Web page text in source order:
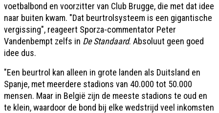
voetbalbond en voorzitter van Club Brugge, die met dat idee
naar buiten kwam. "Dat beurtrolsysteem is een gigantische
vergissing", reageert Sporza-commentator Peter
Vandenbempt zelfs in De Standaard. Absoluut geen goed
idee dus.
"Een beurtrol kan alleen in grote landen als Duitsland en
Spanje, met meerdere stadions van 40.000 tot 50.000
mensen. Maar in België zijn de meeste stadions te oud en
te klein, waardoor de bond bij elke wedstrijd veel inkomsten